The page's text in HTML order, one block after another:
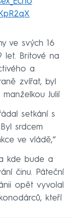
ve svých 16
let. Britové na
a
zvířat, byl
Julií
setkání s
srdcem
ve vládě,“
kde bude a
činu. Páteční
opět vyvolal
kteří